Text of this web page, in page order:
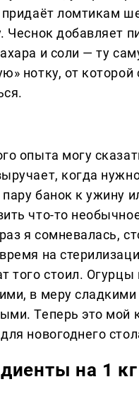
придаёт ломтикам
Чеснок добавляет
и соли — ту
нотку, от
опыта могу
когда
банок к ужину
что-то
я сомневалась,
на
того стоил. Огурцы
в меру сладкими
Теперь это мой
новогоднего
на 1